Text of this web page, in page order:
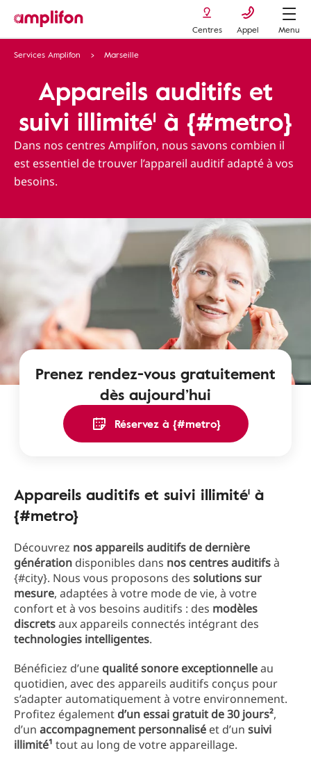
Centres Appel
Menu
Services Amplifon
Marseille
Appareils auditifs et
suivi illimité¹ à {#metro}
Dans nos centres Amplifon, nous savons combien il
est essentiel de trouver l’appareil auditif adapté à vos
besoins.
Prenez rendez-vous gratuitement
dès aujourd’hui
Réservez à {#metro}
Appareils auditifs et suivi illimité¹ à
{#metro}
Découvrez nos appareils auditifs de dernière
génération disponibles dans nos centres auditifsà
{#city}. Nous vous proposons des solutions sur
mesure, adaptées à votre mode de vie, à votre
confort et à vos besoins auditifs : des modèles
discretsaux appareils connectés intégrant des
technologies intelligentes.
Bénéficiez d’une qualité sonore exceptionnelleau
quotidien, avec des appareils auditifs conçus pour
s’adapter automatiquement à votre environnement.
Profitez également d’un essai gratuit de 30 jours²,
d’un accompagnement personnalisé et d’un suivi
illimité¹ tout au long de votre appareillage.